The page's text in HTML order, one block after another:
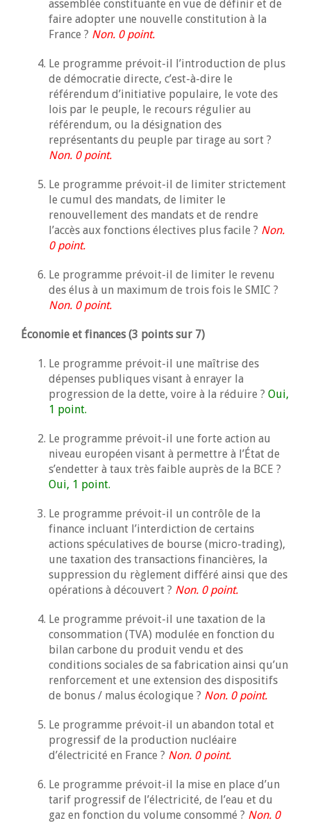
assemblée constituante en vue de définir et de
faire adopter une nouvelle constitution à la
France ? Non. 0 point.
Le programme prévoit-il l’introduction de plus
de démocratie directe, c’est-à-dire le
référendum d’initiative populaire, le vote des
lois par le peuple, le recours régulier au
référendum, ou la désignation des
représentants du peuple par tirage au sort ?
Non. 0 point.
Le programme prévoit-il de limiter strictement
le cumul des mandats, de limiter le
renouvellement des mandats et de rendre
l’accès aux fonctions électives plus facile ? Non.
0 point.
Le programme prévoit-il de limiter le revenu
des élus à un maximum de trois fois le SMIC ?
Non. 0 point.
Économie et finances (3 points sur 7)
Le programme prévoit-il une maîtrise des
dépenses publiques visant à enrayer la
progression de la dette, voire à la réduire ? Oui,
1 point.
Le programme prévoit-il une forte action au
niveau européen visant à permettre à l’État de
s’endetter à taux très faible auprès de la BCE ?
Oui, 1 point.
Le programme prévoit-il un contrôle de la
finance incluant l’interdiction de certains
actions spéculatives de bourse (micro-trading),
une taxation des transactions financières, la
suppression du règlement différé ainsi que des
opérations à découvert ? Non. 0 point.
Le programme prévoit-il une taxation de la
consommation (TVA) modulée en fonction du
bilan carbone du produit vendu et des
conditions sociales de sa fabrication ainsi qu’un
renforcement et une extension des dispositifs
de bonus / malus écologique ? Non. 0 point.
Le programme prévoit-il un abandon total et
progressif de la production nucléaire
d’électricité en France ? Non. 0 point.
Le programme prévoit-il la mise en place d’un
tarif progressif de l’électricité, de l’eau et du
gaz en fonction du volume consommé ? Non. 0